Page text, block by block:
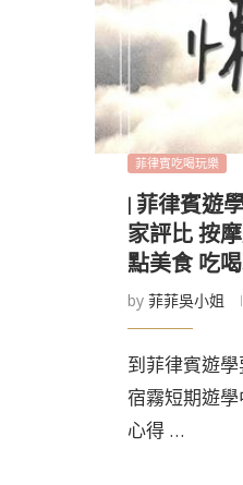
菲律賓吃喝玩樂
| 菲律賓遊
家評比 按
點美食 吃
by 菲菲吳小姐
到菲律賓遊
宿霧短期遊
心得 …